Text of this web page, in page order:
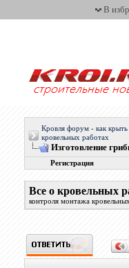
В
Кровля форум - как
кровельных работах
Изготовление
Регистрация
Все о кровельных
контроля монтажа